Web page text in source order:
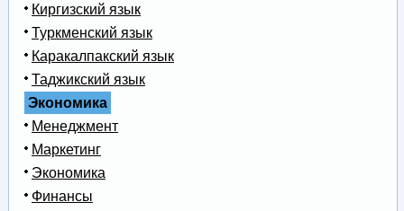
Киргизский язык
Туркменский язык
Каракалпакский язык
Таджикский язык
Экономика
Менеджмент
Маркетинг
Экономика
Финансы